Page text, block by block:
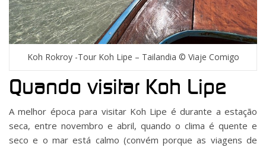
Koh Rokroy -Tour Koh Lipe – Tailandia © Viaje Comigo
Quando visitar Koh Lipe
A melhor época para visitar Koh Lipe é durante a estação
seca, entre novembro e abril, quando o clima é quente e
seco e o mar está calmo (convém porque as viagens de